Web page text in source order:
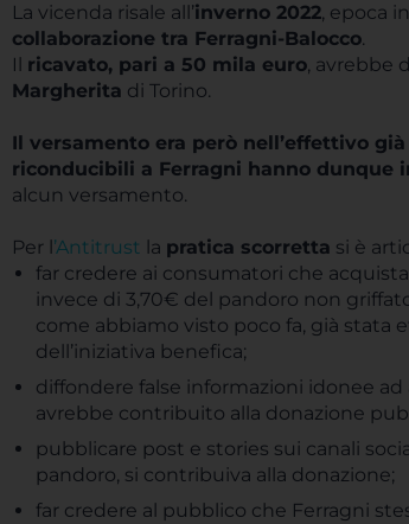
La vicenda risale all’inverno 2022, epoca
collaborazione tra Ferragni-Balocco.
Il ricavato, pari a 50 mila euro, avrebbe
Margherita di Torino.
Il versamento era però nell’effettivo
riconducibili a Ferragni hanno dunque
alcun versamento.
Per l’Antitrust la pratica scorretta si è
far credere ai consumatori che
invece di 3,70€ del pandoro non
come abbiamo visto poco fa, già stata
dell’iniziativa benefica;
diffondere false informazioni idonee
avrebbe contribuito alla donazione
pubblicare post e stories sui canali
pandoro, si contribuiva alla donazione;
far credere al pubblico che Ferragni